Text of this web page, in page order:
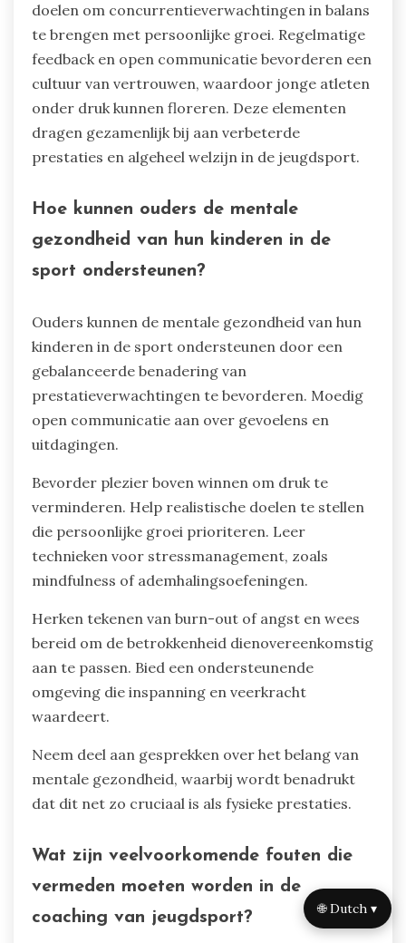
doelen om concurrentieverwachtingen in balans
te brengen met persoonlijke groei. Regelmatige
feedback en open communicatie bevorderen een
cultuur van vertrouwen, waardoor jonge atleten
onder druk kunnen floreren. Deze elementen
dragen gezamenlijk bij aan verbeterde
prestaties en algeheel welzijn in de jeugdsport.
Hoe kunnen ouders de mentale
gezondheid van hun kinderen in de
sport ondersteunen?
Ouders kunnen de mentale gezondheid van hun
kinderen in de sport ondersteunen door een
gebalanceerde benadering van
prestatieverwachtingen te bevorderen. Moedig
open communicatie aan over gevoelens en
uitdagingen.
Bevorder plezier boven winnen om druk te
verminderen. Help realistische doelen te stellen
die persoonlijke groei prioriteren. Leer
technieken voor stressmanagement, zoals
mindfulness of ademhalingsoefeningen.
Herken tekenen van burn-out of angst en wees
bereid om de betrokkenheid dienovereenkomstig
aan te passen. Bied een ondersteunende
omgeving die inspanning en veerkracht
waardeert.
Neem deel aan gesprekken over het belang van
mentale gezondheid, waarbij wordt benadrukt
dat dit net zo cruciaal is als fysieke prestaties.
Wat zijn veelvoorkomende fouten die
vermeden moeten worden in de
coaching van jeugdsport?
🌐 Dutch ▾